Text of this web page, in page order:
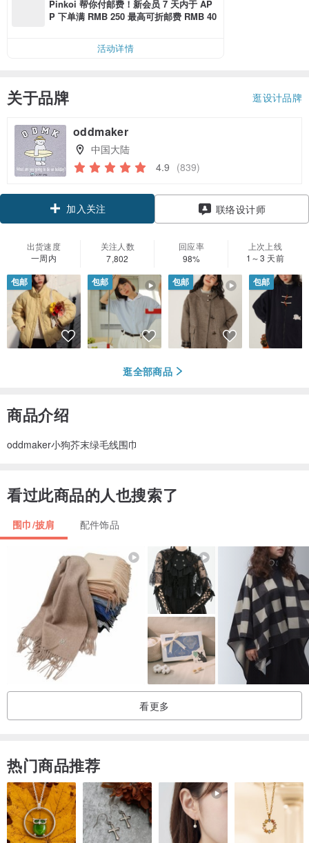
Pinkoi 帮你付邮费！新会员 7 天内于 AP
P 下单满 RMB 250 最高可折邮费 RMB 40
活动详情
关于品牌 逛设计品牌
oddmaker
中国大陆
4.9 (839)
加入关注 联络设计师
出货速度
一周内
关注人数
7,802
回应率
98%
上次上线
1～3 天前
包邮 包邮 包邮 包邮
逛全部商品
商品介绍
oddmaker小狗芥末绿毛线围巾
看过此商品的人也搜索了
围巾/披肩 配件饰品
看更多
热门商品推荐